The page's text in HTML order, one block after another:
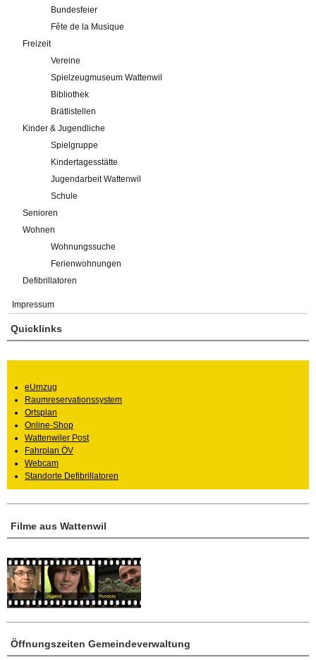
Bundesfeier
Fête de la Musique
Freizeit
Vereine
Spielzeugmuseum Wattenwil
Bibliothek
Brätlistellen
Kinder & Jugendliche
Spielgruppe
Kindertagesstätte
Jugendarbeit Wattenwil
Schule
Senioren
Wohnen
Wohnungssuche
Ferienwohnungen
Defibrillatoren
Impressum
Öffnungszeiten Gemeindeverwaltung
Filme aus Wattenwil
Quicklinks
eUmzug
Raumreservationssystem
Ortsplan
Online-Shop
Wattenwiler Post
Fahrplan ÖV
Webcam
Standorte Defibrillatoren